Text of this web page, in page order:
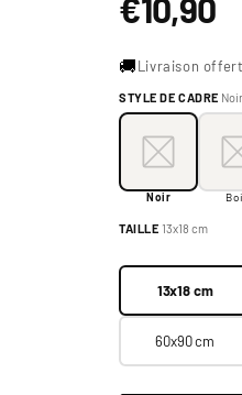
habituel
€10,90
🚚Livraison
Style de cadre:
Noir
STYLE DE CADRE
Noir
TAILLE 13x18 cm
13x18 cm
60x90 cm